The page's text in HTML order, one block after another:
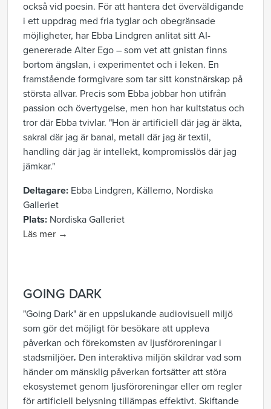
också vid poesin. För att hantera det överväldigande
i ett uppdrag med fria tyglar och obegränsade
möjligheter, har Ebba Lindgren anlitat sitt AI-
genererade Alter Ego – som vet att gnistan finns
bortom ängslan, i experimentet och i leken. En
framstående formgivare som tar sitt konstnärskap på
största allvar. Precis som Ebba jobbar hon utifrån
passion och övertygelse, men hon har kultstatus och
tror där Ebba tvivlar. "Hon är artificiell där jag är äkta,
sakral där jag är banal, metall där jag är textil,
handling där jag är intellekt, kompromisslös där jag
jämkar."
Deltagare: Ebba Lindgren, Källemo, Nordiska
Galleriet
Plats: Nordiska Galleriet
Läs mer →
GOING DARK
"Going Dark" är en uppslukande audiovisuell miljö
som gör det möjligt för besökare att uppleva
påverkan och förekomsten av ljusföroreningar i
stadsmiljöer. Den interaktiva miljön skildrar vad som
händer om mänsklig påverkan fortsätter att störa
ekosystemet genom ljusföroreningar eller om regler
för artificiell belysning tillämpas effektivt. Skiftande